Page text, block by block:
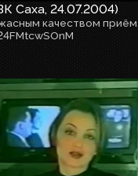
Саха, 24.07.2004)